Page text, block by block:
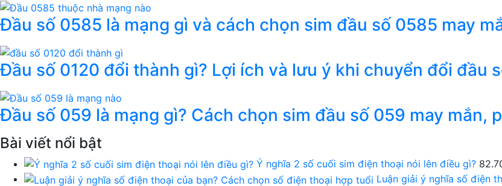
Đầu số 0585 là mạng gì và cách chọn sim đầu số 0585 may
Đầu số 0120 đổi thành gì? Lợi ích và lưu ý khi chuyển đổi đầu
Đầu số 059 là mạng gì? Cách chọn sim đầu số 059 may mắn,
Bài viết nổi bật
Ý nghĩa 2 số cuối sim điện thoại nói lên điều gì?
Luận giải ý nghĩa số điện